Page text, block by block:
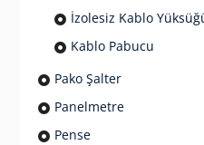
İzolesiz Kablo
Kablo Pabucu
Pako Şalter
Panelmetre
Pense